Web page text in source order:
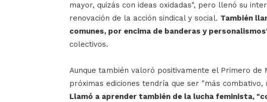
mayor, quizás con ideas oxidadas", pero llenó su
renovación de la acción sindical y social. También
comunes, por encima de banderas y
colectivos.
Aunque también valoró positivamente el Primero de
próximas ediciones tendría que ser "más
Llamó a aprender también de la lucha feminista,